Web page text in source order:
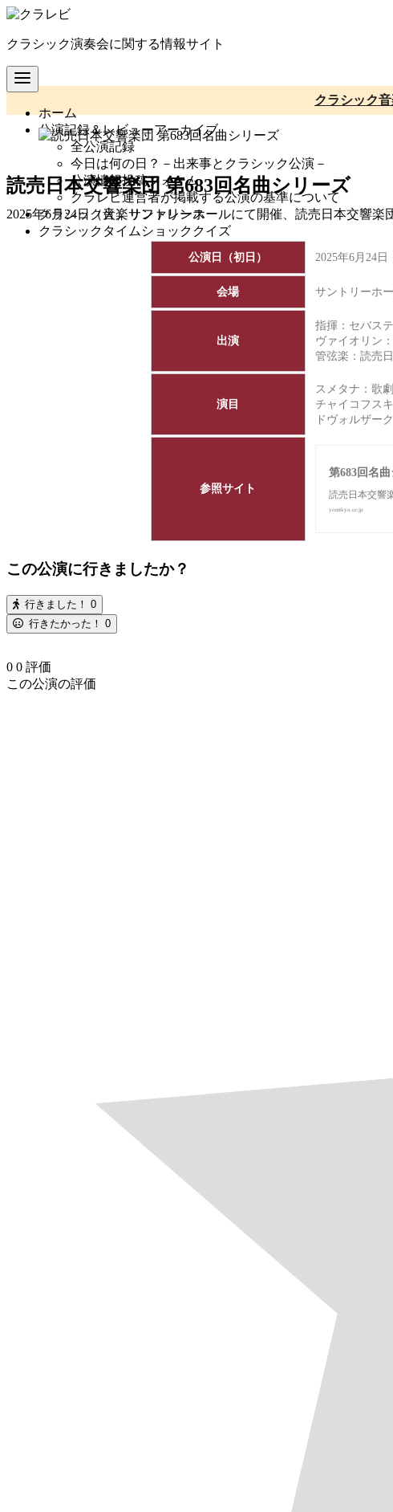
コ
テ
ン
ツ
移
クラシック演奏会に関する情報サイト
ホーム
公演記録＆レビューアーカイブ
全公演記録
今日は何の日？－出来事とクラシック公演－
公演情報投稿フォーム
クラレビ運営者が掲載する公演の基準について
クラシック音楽リファレンス
クラシックタイムショッククイズ
クラシック
読売日本交響楽団 第683回名曲シリーズ
2025年6月24日（火）サントリーホールにて開催、読売日本交響
公演日（初日）
会場 サントリーホ
出演
指揮：セバス
ヴァイオリン
管弦楽： 読売
演目
スメタナ：歌
チャイコフス
参照サイト
第683回名
読売日本交響
yomikyo.or.jp
この公演に行きましたか？
行きました！ 0
行きたかった！ 0
0 0 評価
この公演の評価